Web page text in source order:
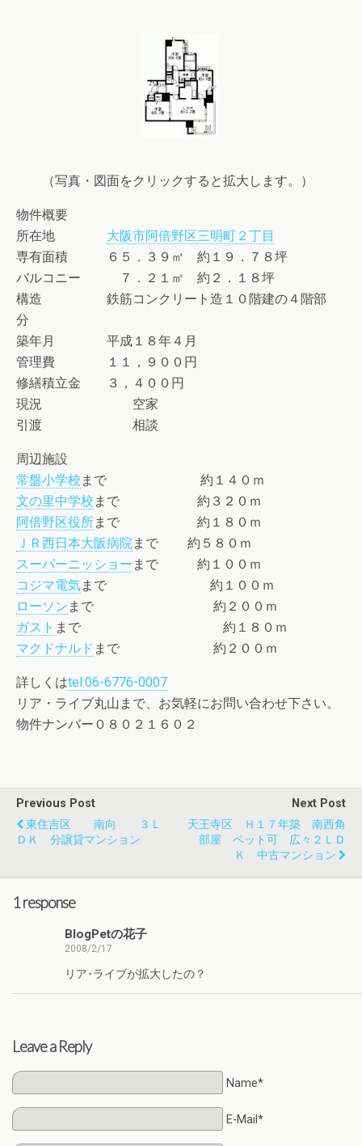
（写真・図面をクリックすると拡大します。）
物件概要
所在地 大阪市阿倍野区三明町２丁目
専有面積 ６５．３９㎡ 約１９．７８坪
バルコニー ７．２１㎡ 約２．１８坪
構造 鉄筋コンクリート造１０階建の４階部
分
築年月 平成１８年４月
管理費 １１，９００円
修繕積立金 ３，４００円
現況 空家
引渡 相談
周辺施設
常盤小学校 まで 約１４０ｍ
文の里中学校 まで 約３２０ｍ
阿倍野区役所まで 約１８０ｍ
ＪＲ西日本大阪病院まで 約５８０ｍ
スーパーニッショー まで 約１００ｍ
コジマ電気まで 約１００ｍ
ローソン まで 約２００ｍ
ガスト まで 約１８０ｍ
マクドナルド まで 約２００ｍ
詳しくはtel:06-6776-0007
リア・ライブ丸山まで、お気軽にお問い合わせ下さい。
物件ナンバー０８０２１６０２
Previous Post
東住吉区 南向 ３Ｌ
ＤＫ 分譲貸マンション
Next Post
天王寺区 Ｈ１７年築 南西角
部屋 ペット可 広々２ＬＤ
Ｋ 中古マンション
1 response
BlogPetの花子
2008/2/17
リア･ライブが拡大したの？
Leave a Reply
Name*
E-Mail*